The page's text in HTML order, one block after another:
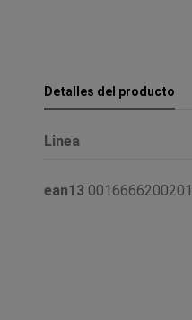
Detalles del producto
Linea
ean13 0016666200201